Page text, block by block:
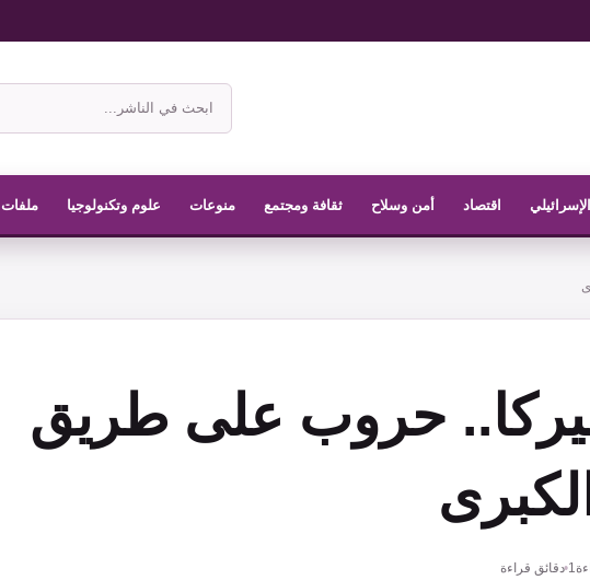
ابحث
في
الناشر
اقتصاد أمن وسلاح ثقافة ومجتمع منوعات علوم وتكنولوجيا ملفات
حروب على طريق
1 دقائق قراءة